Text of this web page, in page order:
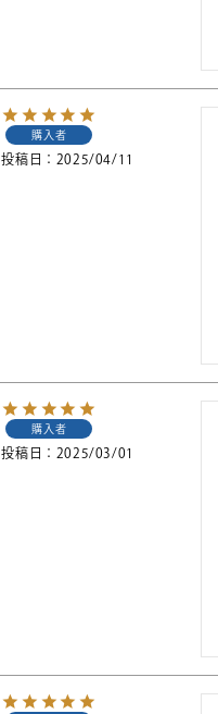
購入者
投稿日 2025/04/11
購入者
投稿日 2025/03/01